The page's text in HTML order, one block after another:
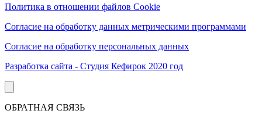
Политика в отношении файлов Cookie
Согласие на обработку данных метрическими программами
Согласие на обработку персональных данных
Разработка сайта - Студия Кефирок 2020 год
ОБРАТНАЯ СВЯЗЬ